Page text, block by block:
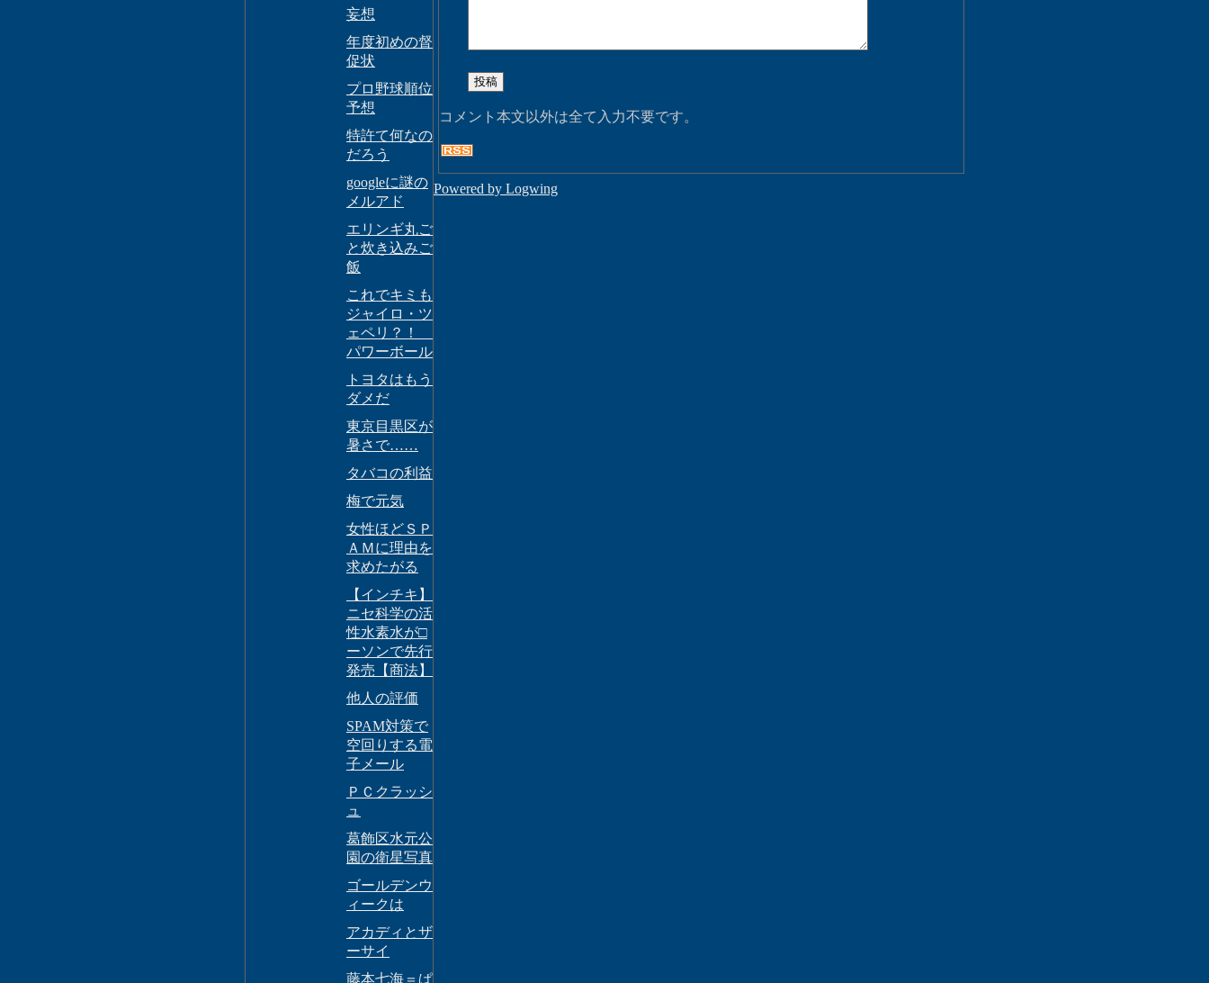
妄想
年度初めの督
促状
プロ野球順位
予想
特許て何なの
だろう
googleに謎の
メルアド
エリンギ丸ご
と炊き込みご
飯
これでキミも
ジャイロ・ツ
ェペリ？！
パワーボール
トヨタはもう
ダメだ
東京目黒区が
暑さで……
タバコの利益
梅で元気
女性ほどＳＰ
ＡＭに理由を
求めたがる
【インチキ】
ニセ科学の活
性水素水が□
ーソンで先行
発売【商法】
他人の評価
SPAM対策で
空回りする電
子メール
ＰＣクラッシ
ュ
葛飾区水元公
園の衛星写真
ゴールデンウ
ィークは
アカディとザ
ーサイ
藤本七海＝ぱ
コメント本文以外は全て入力不要です。
Powered by Logwing